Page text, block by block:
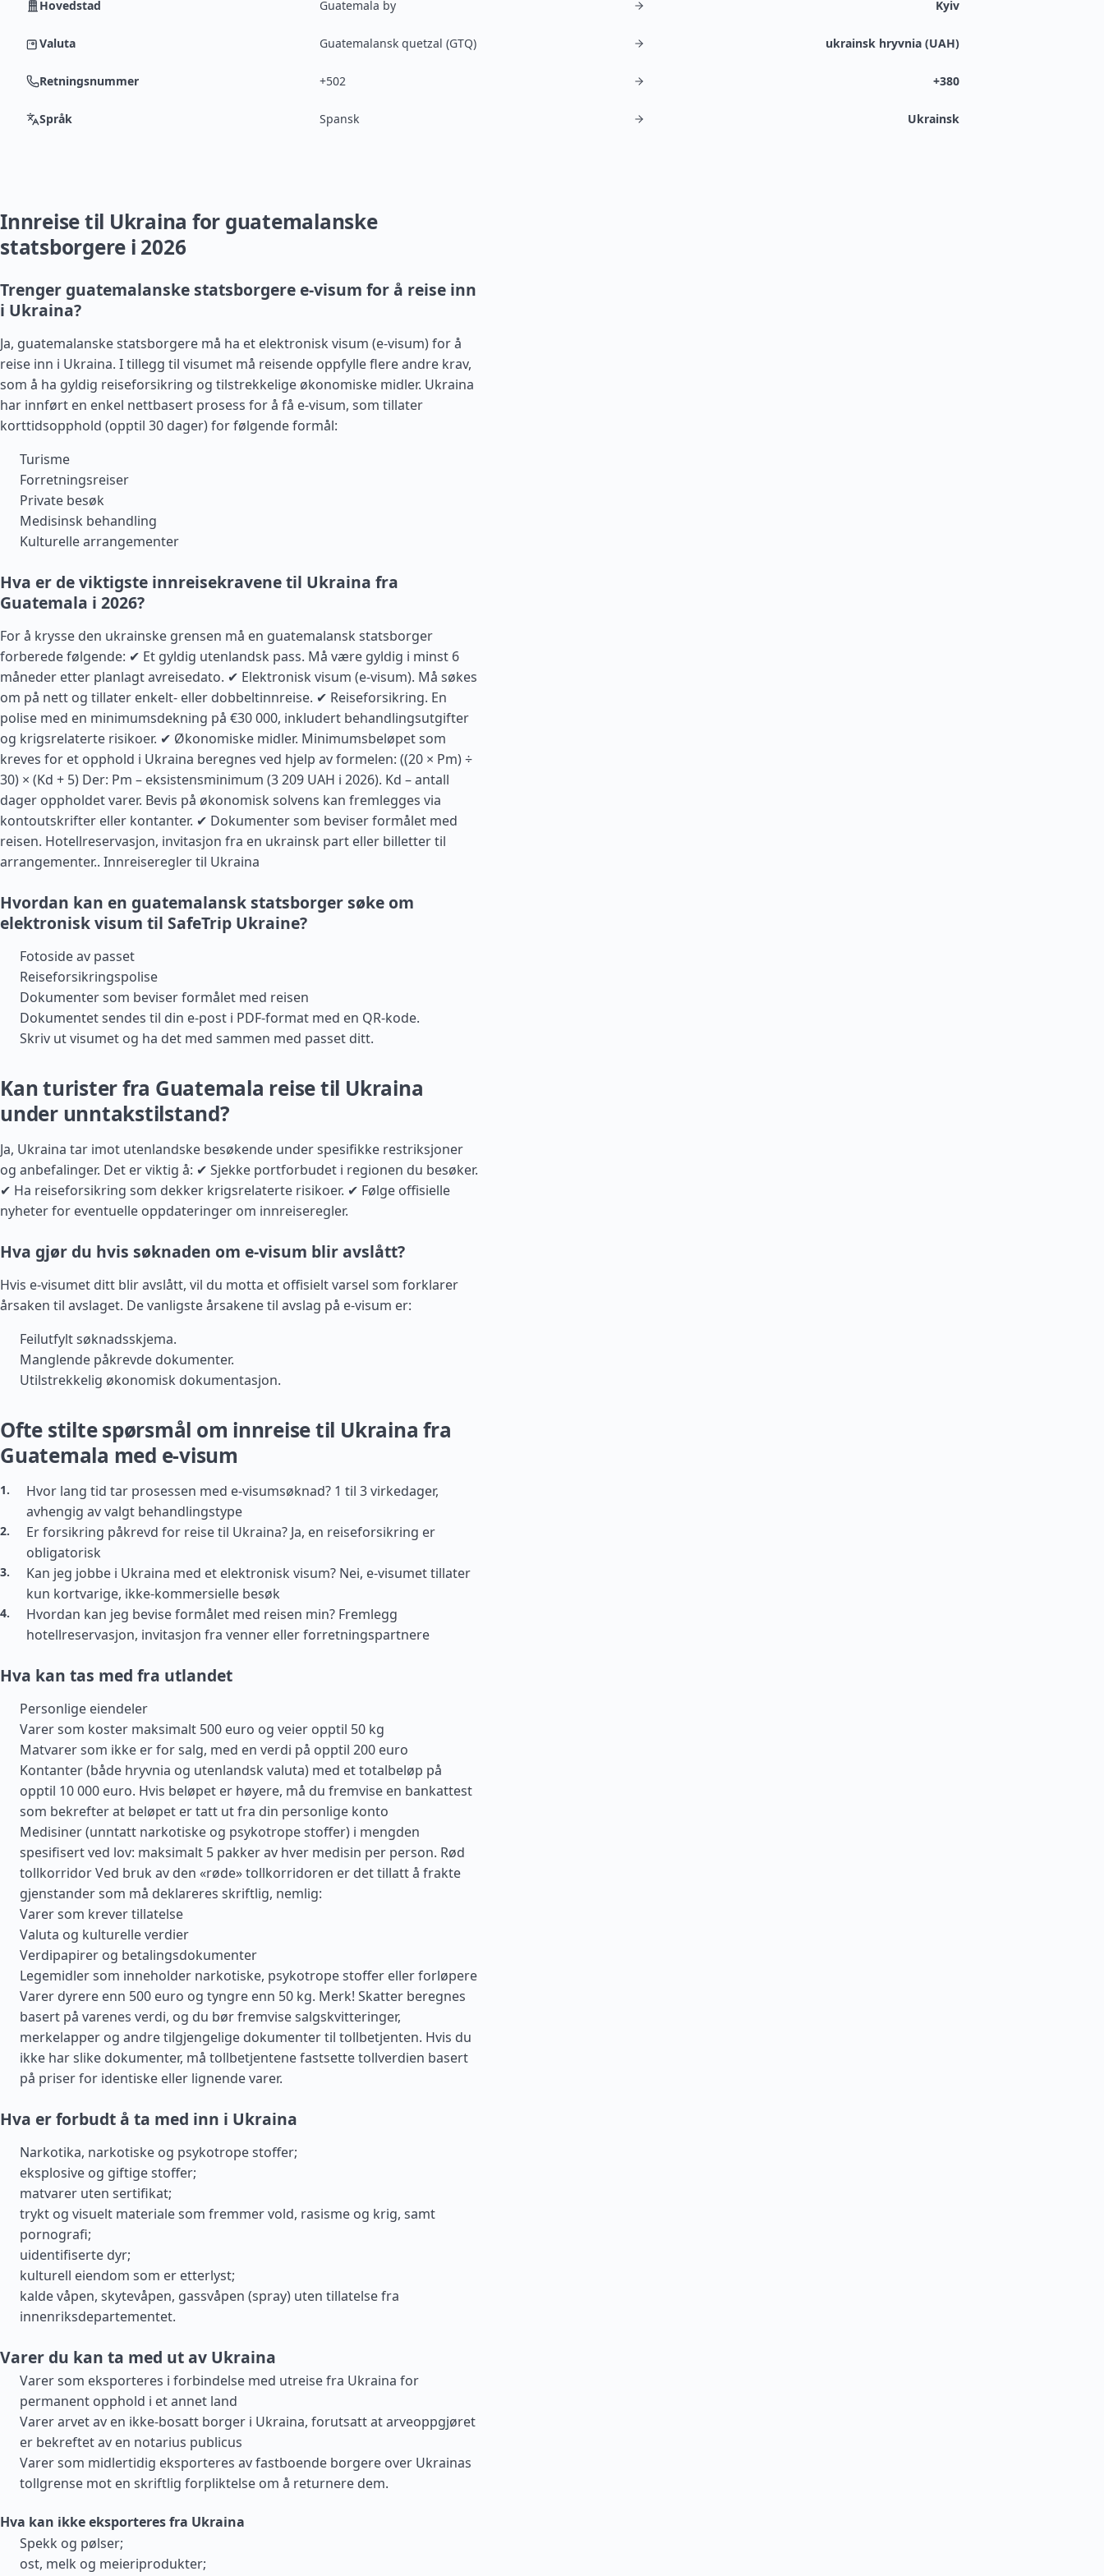
Hovedstad Guatemala by Kyiv
Valuta Guatemalansk quetzal (GTQ) ukrainsk hryvnia (UAH)
Retningsnummer +502 +380
Språk Spansk Ukrainsk
Innreise til Ukraina for guatemalanske
statsborgere i 2026
Trenger guatemalanske statsborgere e-visum for å reise inn
i Ukraina?
Ja, guatemalanske statsborgere må ha et elektronisk visum (e-visum) for å
reise inn i Ukraina. I tillegg til visumet må reisende oppfylle flere andre krav,
som å ha gyldig reiseforsikring og tilstrekkelige økonomiske midler. Ukraina
har innført en enkel nettbasert prosess for å få e-visum, som tillater
korttidsopphold (opptil 30 dager) for følgende formål:
Turisme
Forretningsreiser
Private besøk
Medisinsk behandling
Kulturelle arrangementer
Hva er de viktigste innreisekravene til Ukraina fra
Guatemala i 2026?
For å krysse den ukrainske grensen må en guatemalansk statsborger
forberede følgende: ✔ Et gyldig utenlandsk pass. Må være gyldig i minst 6
måneder etter planlagt avreisedato. ✔ Elektronisk visum (e-visum). Må søkes
om på nett og tillater enkelt- eller dobbeltinnreise. ✔ Reiseforsikring. En
polise med en minimumsdekning på €30 000, inkludert behandlingsutgifter
og krigsrelaterte risikoer. ✔ Økonomiske midler. Minimumsbeløpet som
kreves for et opphold i Ukraina beregnes ved hjelp av formelen: ((20 × Pm) ÷
30) × (Kd + 5) Der: Pm – eksistensminimum (3 209 UAH i 2026). Kd – antall
dager oppholdet varer. Bevis på økonomisk solvens kan fremlegges via
kontoutskrifter eller kontanter. ✔ Dokumenter som beviser formålet med
reisen. Hotellreservasjon, invitasjon fra en ukrainsk part eller billetter til
arrangementer.. Innreiseregler til Ukraina
Hvordan kan en guatemalansk statsborger søke om
elektronisk visum til SafeTrip Ukraine?
Fotoside av passet
Reiseforsikringspolise
Dokumenter som beviser formålet med reisen
Dokumentet sendes til din e-post i PDF-format med en QR-kode.
Skriv ut visumet og ha det med sammen med passet ditt.
Kan turister fra Guatemala reise til Ukraina
under unntakstilstand?
Ja, Ukraina tar imot utenlandske besøkende under spesifikke restriksjoner
og anbefalinger. Det er viktig å: ✔ Sjekke portforbudet i regionen du besøker.
✔ Ha reiseforsikring som dekker krigsrelaterte risikoer. ✔ Følge offisielle
nyheter for eventuelle oppdateringer om innreiseregler.
Hva gjør du hvis søknaden om e-visum blir avslått?
Hvis e-visumet ditt blir avslått, vil du motta et offisielt varsel som forklarer
årsaken til avslaget. De vanligste årsakene til avslag på e-visum er:
Feilutfylt søknadsskjema.
Manglende påkrevde dokumenter.
Utilstrekkelig økonomisk dokumentasjon.
Ofte stilte spørsmål om innreise til Ukraina fra
Guatemala med e-visum
Hvor lang tid tar prosessen med e-visumsøknad? 1 til 3 virkedager,
avhengig av valgt behandlingstype
Er forsikring påkrevd for reise til Ukraina? Ja, en reiseforsikring er
obligatorisk
Kan jeg jobbe i Ukraina med et elektronisk visum? Nei, e-visumet tillater
kun kortvarige, ikke-kommersielle besøk
Hvordan kan jeg bevise formålet med reisen min? Fremlegg
hotellreservasjon, invitasjon fra venner eller forretningspartnere
Hva kan tas med fra utlandet
Personlige eiendeler
Varer som koster maksimalt 500 euro og veier opptil 50 kg
Matvarer som ikke er for salg, med en verdi på opptil 200 euro
Kontanter (både hryvnia og utenlandsk valuta) med et totalbeløp på
opptil 10 000 euro. Hvis beløpet er høyere, må du fremvise en bankattest
som bekrefter at beløpet er tatt ut fra din personlige konto
Medisiner (unntatt narkotiske og psykotrope stoffer) i mengden
spesifisert ved lov: maksimalt 5 pakker av hver medisin per person. Rød
tollkorridor Ved bruk av den «røde» tollkorridoren er det tillatt å frakte
gjenstander som må deklareres skriftlig, nemlig:
Varer som krever tillatelse
Valuta og kulturelle verdier
Verdipapirer og betalingsdokumenter
Legemidler som inneholder narkotiske, psykotrope stoffer eller forløpere
Varer dyrere enn 500 euro og tyngre enn 50 kg. Merk! Skatter beregnes
basert på varenes verdi, og du bør fremvise salgskvitteringer,
merkelapper og andre tilgjengelige dokumenter til tollbetjenten. Hvis du
ikke har slike dokumenter, må tollbetjentene fastsette tollverdien basert
på priser for identiske eller lignende varer.
Hva er forbudt å ta med inn i Ukraina
Narkotika, narkotiske og psykotrope stoffer;
eksplosive og giftige stoffer;
matvarer uten sertifikat;
trykt og visuelt materiale som fremmer vold, rasisme og krig, samt
pornografi;
uidentifiserte dyr;
kulturell eiendom som er etterlyst;
kalde våpen, skytevåpen, gassvåpen (spray) uten tillatelse fra
innenriksdepartementet.
Varer du kan ta med ut av Ukraina
Varer som eksporteres i forbindelse med utreise fra Ukraina for
permanent opphold i et annet land
Varer arvet av en ikke-bosatt borger i Ukraina, forutsatt at arveoppgjøret
er bekreftet av en notarius publicus
Varer som midlertidig eksporteres av fastboende borgere over Ukrainas
tollgrense mot en skriftlig forpliktelse om å returnere dem.
Hva kan ikke eksporteres fra Ukraina
Spekk og pølser;
ost, melk og meieriprodukter;